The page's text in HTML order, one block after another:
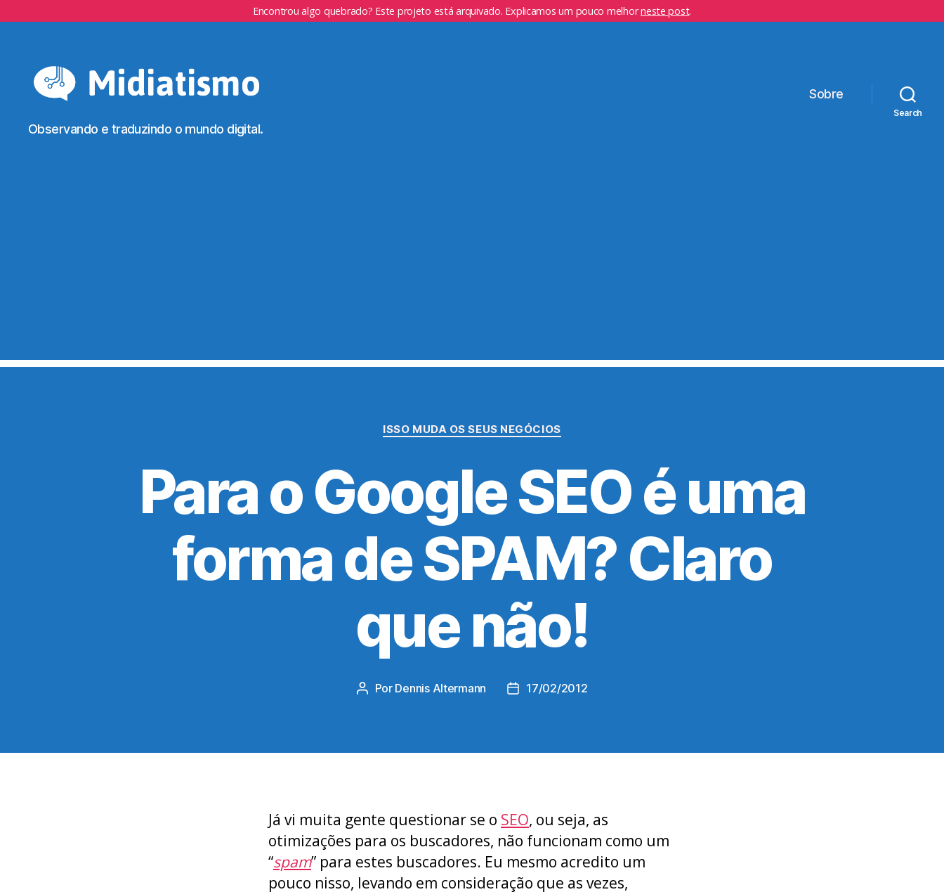
Encontrou algo quebrado? Este projeto está arquivado. Explicamos um pouco melhorneste post.
Observando e traduzindo o mundo digital.
Sobre
Search
Categorias
ISSO MUDA OS SEUS NEGÓCIOS
Para o Google SEO é uma
forma de SPAM? Claro
que não!
Autor
Por Dennis Altermann
Data17/02/2012
Já vi muita gente questionar se o SEO, ou seja, as
otimizações para os buscadores, não funcionam como um
“spam” para estes buscadores. Eu mesmo acredito um
pouco nisso, levando em consideração que as vezes,